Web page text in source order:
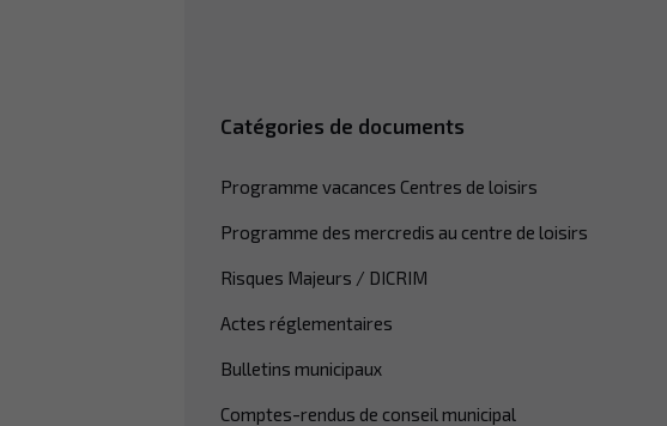
Catégories de documents
Programme vacances Centres de loisirs
Programme des mercredis au centre de loisirs
Risques Majeurs / DICRIM
Actes réglementaires
Bulletins municipaux
Comptes-rendus de conseil municipal